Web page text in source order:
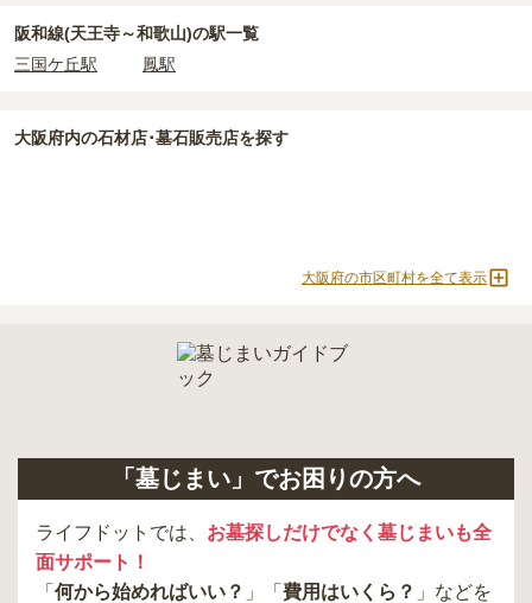
必ず確認することをおすすめします。
現地への見学が難しい場合は、資料請求でも各霊園の詳しい料金案
阪和線(天王寺～和歌山)の駅一覧
三国ケ丘駅
鳳駅
大阪府内の石材店･墓石販売店を探す
大阪府の市区町村を全て表示
「墓じまい」でお困りの方へ
ライフドットでは、 お墓探しだけでなく墓じまいも全
面サポート！
「 何から始めればいい？ 」「 費用はいくら？ 」などを